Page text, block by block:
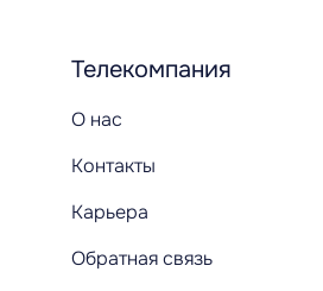
Телекомпания
О нас
Контакты
Карьера
Обратная связь